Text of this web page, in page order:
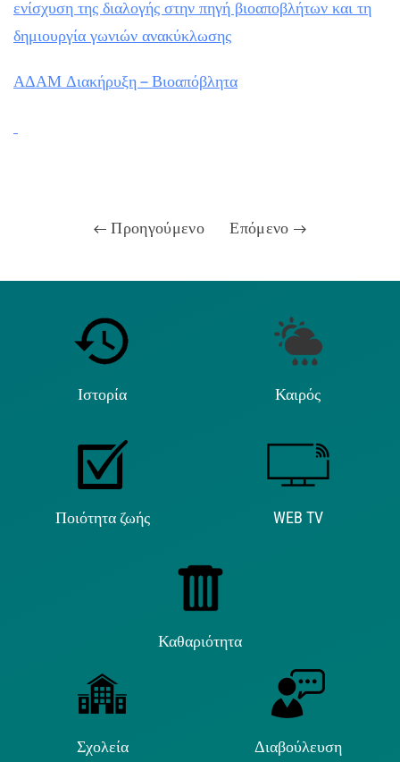
ενίσχυση της διαλογής στην πηγή βιοαποβλήτων και τη
δημιουργία γωνιών ανακύκλωσης
ΑΔΑΜ Διακήρυξη – Βιοαπόβλητα
Προηγούμενο Επόμενο
Ιστορία Καιρός
Ποιότητα ζωής WEB TV
Καθαριότητα
Σχολεία Διαβούλευση